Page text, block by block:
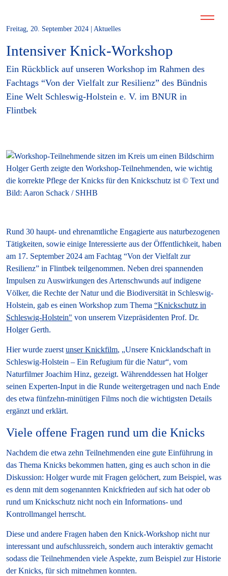
Freitag, 20. September 2024 | Aktuelles
Intensiver Knick-Workshop
Ein Rückblick auf unseren Workshop im Rahmen des
Fachtags “Von der Vielfalt zur Resilienz” des Bündnis
Eine Welt Schleswig-Holstein e. V. im BNUR in
Flintbek
Holger Gerth zeigte den Workshop-Teilnehmenden, wie wichtig
die korrekte Pflege der Knicks für den Knickschutz ist © Text und
Bild: Aaron Schack / SHHB
Rund 30 haupt- und ehrenamtliche Engagierte aus naturbezogenen
Tätigkeiten, sowie einige Interessierte aus der Öffentlichkeit, haben
am 17. September 2024 am Fachtag “Von der Vielfalt zur
Resilienz” in Flintbek teilgenommen. Neben drei spannenden
Impulsen zu Auswirkungen des Artenschwunds auf indigene
Völker, die Rechte der Natur und die Biodiversität in Schleswig-
Holstein, gab es einen Workshop zum Thema “Knickschutz in
Schleswig-Holstein" von unserem Vizepräsidenten Prof. Dr.
Holger Gerth.
Hier wurde zuerst unser Knickfilm, „Unsere Knicklandschaft in
Schleswig-Holstein – Ein Refugium für die Natur“, vom
Naturfilmer Joachim Hinz, gezeigt. Währenddessen hat Holger
seinen Experten-Input in die Runde weitergetragen und nach Ende
des etwa fünfzehn-minütigen Films noch die wichtigsten Details
ergänzt und erklärt.
Viele offene Fragen rund um die Knicks
Nachdem die etwa zehn Teilnehmenden eine gute Einführung in
das Thema Knicks bekommen hatten, ging es auch schon in die
Diskussion: Holger wurde mit Fragen gelöchert, zum Beispiel, was
es denn mit dem sogenannten Knickfrieden auf sich hat oder ob
rund um Knickschutz nicht noch ein Informations- und
Kontrollmangel herrscht.
Diese und andere Fragen haben den Knick-Workshop nicht nur
interessant und aufschlussreich, sondern auch interaktiv gemacht
sodass die Teilnehmenden viele Aspekte, zum Beispiel zur Historie
der Knicks, für sich mitnehmen konnten.